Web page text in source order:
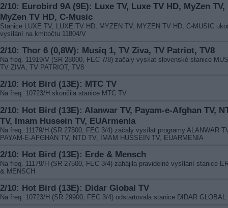
2/10: Eurobird 9A (9E): Luxe TV, Luxe TV HD, MyZen TV,
MyZen TV HD, C-Music
Stanice LUXE TV, LUXE TV HD, MYZEN TV, MYZEN TV HD, C-MUSIC
vysílání na kmitočtu 11804/V
2/10: Thor 6 (0,8W): Musiq 1, TV Ziva, TV Patriot, TV8
Na freq. 11919/V (SR 28000, FEC 7/8) začaly vysílat slovenské stanice
TV ZIVA, TV PATRIOT, TV8
2/10: Hot Bird (13E): MTC TV
Na freq. 10723/H skončila stanice MTC TV
2/10: Hot Bird (13E): Alanwar TV, Payam-e-Afghan TV,
TV, Imam Hussein TV, EUArmenia
Na freq. 11179/H (SR 27500, FEC 3/4) začaly vysílat programy ALANWAR
PAYAM-E-AFGHAN TV, NTD TV, IMAM HUSSEIN TV, EUARMENIA
2/10: Hot Bird (13E): Erde & Mensch
Na freq. 11179/H (SR 27500, FEC 3/4) zahájila pravidelné vysílání stanice
& MENSCH
2/10: Hot Bird (13E): Didar Global TV
Na freq. 10723/H (SR 29900, FEC 3/4) odstartovala stanice DIDAR GLOBAL